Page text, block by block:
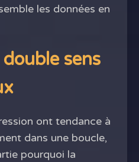
les données en
sens
ont tendance à
dans une boucle,
pourquoi la